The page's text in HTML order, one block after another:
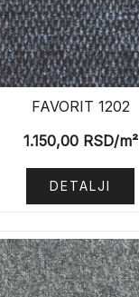
FAVORIT 1202
1.150,00RSD/m²
DETALJI